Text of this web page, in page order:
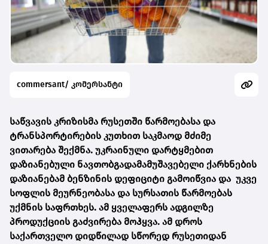
commersant/ კომერსანტი
საწვავის კრიზისმა რუსეთში წარმოებასა და
ტრანსპორტირების კუთხით საკმაოდ მძიმე
ვითარება შექმნა. უკრაინული დარტყმებით
დაზიანებული ნავთობგადამამუშავებელი ქარხნების
დაზიანებამ ბენზინის დეფიციტი გამოიწვია და უკვე
სოფლის მეურნეობასა და სურსათის წარმოებას
უქმნის საფრთხეს. ამ ყველაფერს ადგილზე
პროდუქციის გაძვირება მოჰყვა. ამ დროს
საქართველო დიდწილად სწორედ რუსეთიდან